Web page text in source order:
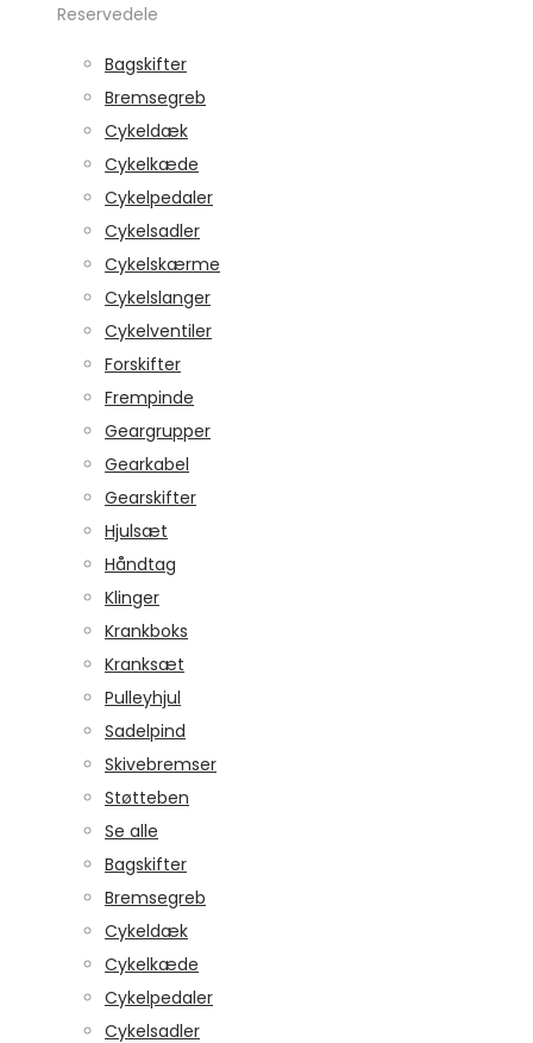
Reservedele
Bagskifter
Bremsegreb
Cykeldæk
Cykelkæde
Cykelpedaler
Cykelsadler
Cykelskærme
Cykelslanger
Cykelventiler
Forskifter
Frempinde
Geargrupper
Gearkabel
Gearskifter
Hjulsæt
Håndtag
Klinger
Krankboks
Kranksæt
Pulleyhjul
Sadelpind
Skivebremser
Støtteben
Se alle
Bagskifter
Bremsegreb
Cykeldæk
Cykelkæde
Cykelpedaler
Cykelsadler